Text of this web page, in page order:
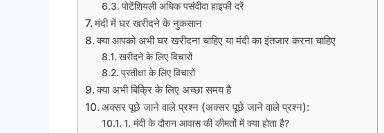
पोटेंशियली अधिक पसंदीदा हाइफी दरें
मंदी में घर खरीदने के नुकसान
क्या आपको अभी घर खरीदना चाहिए या मंदी का इंतजार करना चाहिए
खरीदने के लिए विचारों
प्रतीक्षा के लिए विचारों
क्या अभी बिक्रि के लिए अच्छा समय है
अक्सर पूछे जाने वाले प्रश्न (अक्सर पूछे जाने वाले प्रश्न):
1. मंदी के दौरान आवास की कीमतों में क्या होता है?